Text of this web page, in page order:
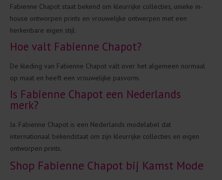
Fabienne Chapot staat bekend om kleurrijke collecties, unieke in-
house ontworpen prints en vrouwelijke ontwerpen met een
herkenbare eigen stijl.
Hoe valt Fabienne Chapot?
De kleding van Fabienne Chapot valt over het algemeen normaal
op maat en heeft een vrouwelijke pasvorm.
Is Fabienne Chapot een Nederlands
merk?
Ja. Fabienne Chapot is een Nederlands modelabel dat
internationaal bekendstaat om zijn kleurrijke collecties en eigen
ontworpen prints.
Shop Fabienne Chapot bij Kamst Mode